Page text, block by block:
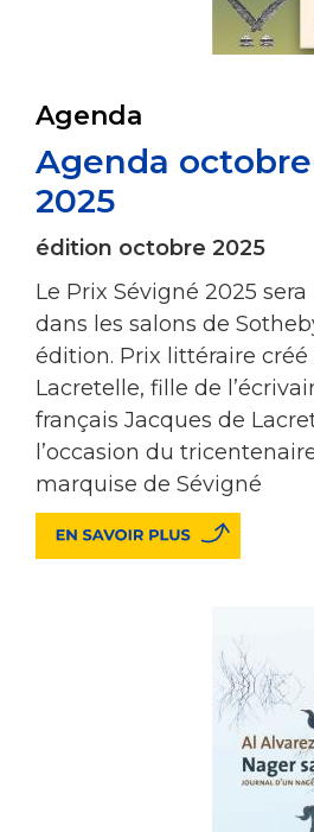
Agenda
Agenda
2025
édition octobre 2025
Le Prix Sévigné 2025
dans les salons de
édition. Prix littéraire créé
Lacretelle, fille de
français Jacques de
l’occasion du
marquise de Sévigné